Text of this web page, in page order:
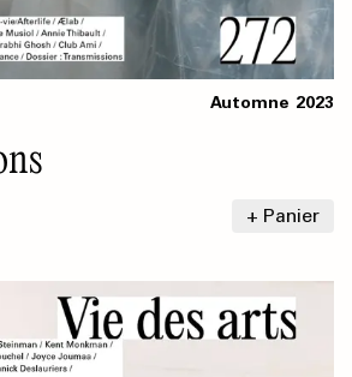
Automne 2023
+ Panier